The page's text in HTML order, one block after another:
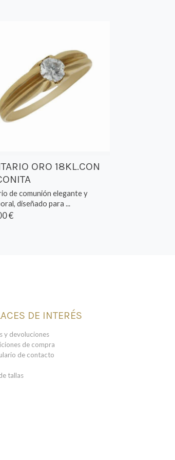
ORO 18KL.CON
de comunión elegante y
diseñado para ...
€
DE INTERÉS
y devoluciones
de compra
de contacto
tallas